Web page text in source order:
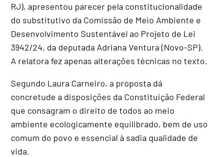
RJ), apresentou parecer pela constitucionalidade
do substitutivo da Comissão de Meio Ambiente e
Desenvolvimento Sustentável ao Projeto de Lei
3942/24, da deputada Adriana Ventura (Novo-SP).
A relatora fez apenas alterações técnicas no texto.
Segundo Laura Carneiro, a proposta dá
concretude a disposições da Constituição Federal
que consagram o direito de todos ao meio
ambiente ecologicamente equilibrado, bem de uso
comum do povo e essencial à sadia qualidade de
vida.